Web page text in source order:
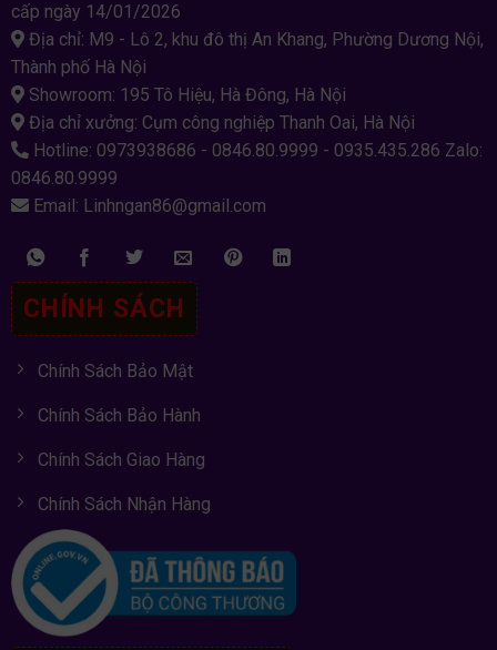
cấp ngày 14/01/2026
Địa chỉ: M9 - Lô 2, khu đô thị An Khang, Phường Dương Nội,
Thành phố Hà Nội
Showroom: 195 Tô Hiệu, Hà Đông, Hà Nội
Địa chỉ xưởng: Cụm công nghiệp Thanh Oai, Hà Nội
Hotline: 0973938686 - 0846.80.9999 - 0935.435.286 Zalo:
0846.80.9999
Email: Linhngan86@gmail.com
CHÍNH SÁCH
Chính Sách Bảo Mật
Chính Sách Bảo Hành
Chính Sách Giao Hàng
Chính Sách Nhận Hàng